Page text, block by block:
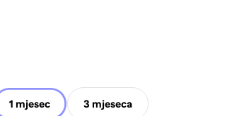
1 mjesec 3 mjeseca